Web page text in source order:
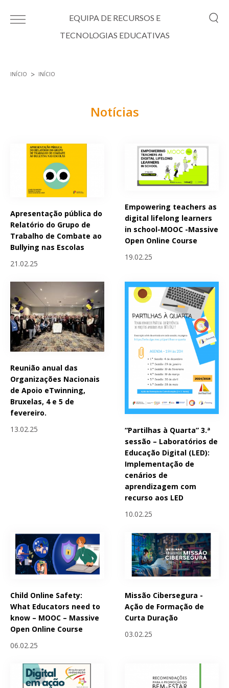
EQUIPA DE RECURSOS E
TECNOLOGIAS EDUCATIVAS
INÍCIO INÍCIO
Notícias
Apresentação pública do
Relatório do Grupo de
Trabalho de Combate ao
Bullying nas Escolas
21.02.25
Empowering teachers as
digital lifelong learners
in school-MOOC -Massive
Open Online Course
19.02.25
Reunião anual das
Organizações Nacionais
de Apoio eTwinning,
Bruxelas, 4 e 5 de
fevereiro.
13.02.25
“Partilhas à Quarta” 3.ª
sessão – Laboratórios de
Educação Digital (LED):
Implementação de
cenários de
aprendizagem com
recurso aos LED
10.02.25
Child Online Safety:
What Educators need to
know – MOOC – Massive
Open Online Course
06.02.25
Missão Cibersegura -
Ação de Formação de
Curta Duração
03.02.25
Páginas